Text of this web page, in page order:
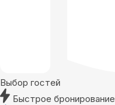
Выбор гостей
Быстрое бронирование